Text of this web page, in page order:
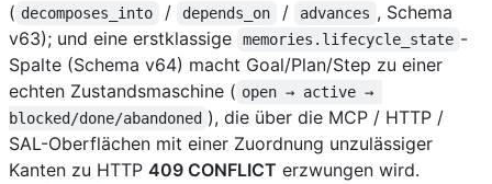
( decomposes_into / depends_on / advances , Schema
v63); und eine erstklassige
memories.lifecycle_state -
Spalte (Schema v64) macht Goal/Plan/Step zu einer
echten Zustandsmaschine ( open → active →
blocked/done/abandoned ), die über die MCP / HTTP /
SAL-Oberflächen mit einer Zuordnung unzulässiger
Kanten zu HTTP 409 CONFLICT erzwungen wird.